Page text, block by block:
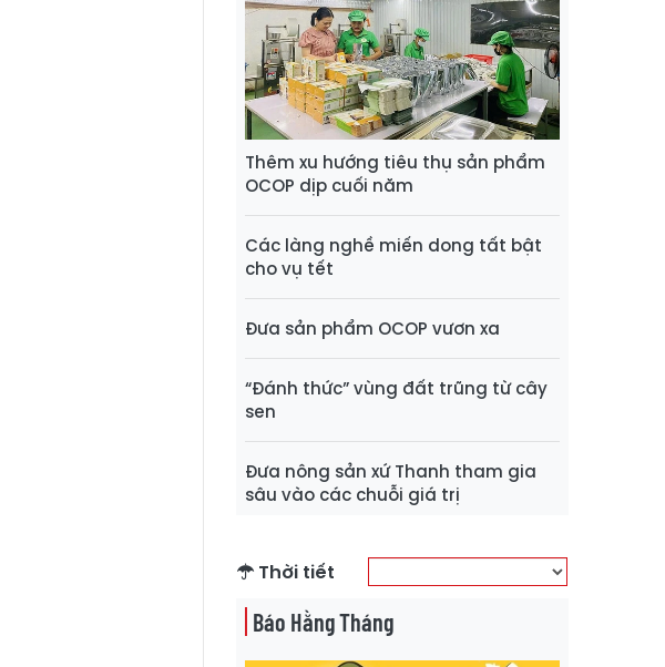
Thêm xu hướng tiêu thụ sản phẩm
OCOP dịp cuối năm
Các làng nghề miến dong tất bật
cho vụ tết
Đưa sản phẩm OCOP vươn xa
“Đánh thức” vùng đất trũng từ cây
sen
Đưa nông sản xứ Thanh tham gia
sâu vào các chuỗi giá trị
Thời tiết
Báo Hằng Tháng